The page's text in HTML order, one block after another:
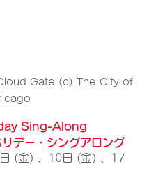
Gate (c) The City of
Sing-Along
デー・シングアロング
(金) 、10日 (金) 、17